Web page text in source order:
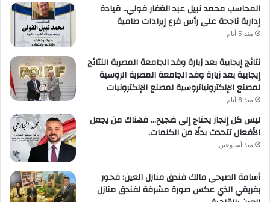
المحاسب محمد نبيل عبد الغفار فولي.. قيادة
إدارية ناجحة على رأس فرع إيرادات طامية
منذ 5 أيام
نتائج إيجابية بعد زيارة وفد الجامعة المصرية النتائج
إيجابية بعد زيارة وفد الجامعة المصرية الروسية
لمصنع الإلكترونياتروسية لمصنع الإلكترونيات
منذ 6 أيام
ليس كل إنجاز يحتاج إلى ضجيج… فهناك من يجعل
الأفعال تتحدث بدلًا من الكلمات.
منذ أسبوعين
أسامة الصبحي مالك فندق منازل العين: فخور
بفريقي الذي عكس صورة مشرفة لفندق منازل